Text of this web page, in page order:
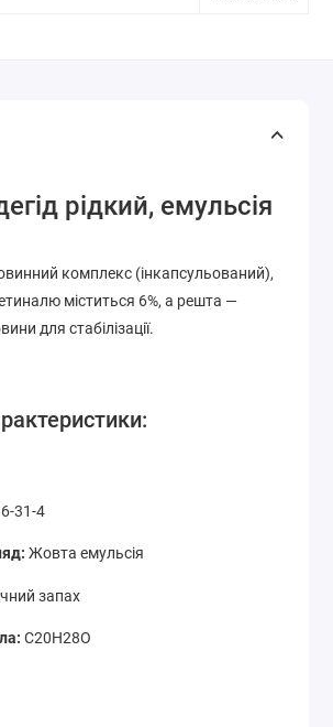
рідкий, емульсія
комплекс (інкапсульований),
міститься 6%, а решта —
для стабілізації.
31-4
Жовта емульсія
запах
C20H28O